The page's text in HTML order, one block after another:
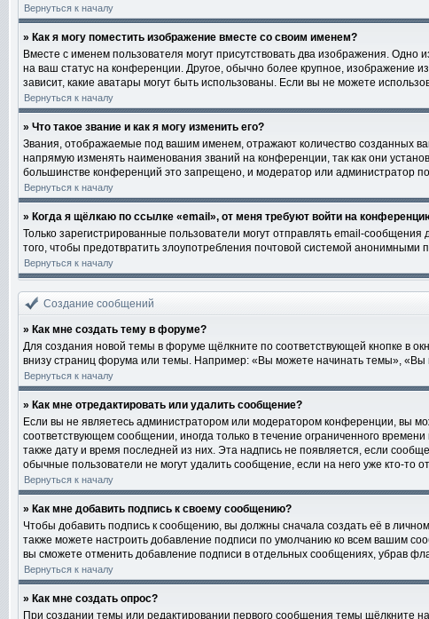
Вернуться к началу
» Как я могу поместить изображение вместе со своим именем?
Вместе с именем пользователя могут присутствовать два изображения.
на ваш статус на конференции. Другое, обычно более крупное, изображение
зависит, какие аватары могут быть использованы. Если вы не можете
Вернуться к началу
» Что такое звание и как я могу изменить его?
Звания, отображаемые под вашим именем, отражают количество созданных
напрямую изменять наименования званий на конференции, так как они
большинстве конференций это запрещено, и модератор или администратор
Вернуться к началу
» Когда я щёлкаю по ссылке «email», от меня требуют войти на
Только зарегистрированные пользователи могут отправлять email-
того, чтобы предотвратить злоупотребления почтовой системой анонимными
Вернуться к началу
Создание сообщений
» Как мне создать тему в форуме?
Для создания новой темы в форуме щёлкните по соответствующей кнопке в
внизу страниц форума или темы. Например: «Вы можете начинать темы», «Вы
Вернуться к началу
» Как мне отредактировать или удалить сообщение?
Если вы не являетесь администратором или модератором конференции, вы
соответствующем сообщении, иногда только в течение ограниченного
также дату и время последней из них. Эта надпись не появляется, если
обычные пользователи не могут удалить сообщение, если на него уже кто-то
Вернуться к началу
» Как мне добавить подпись к своему сообщению?
Чтобы добавить подпись к сообщению, вы должны сначала создать её в
также можете настроить добавление подписи по умолчанию ко всем вашим
вы сможете отменить добавление подписи в отдельных сообщениях, убрав
Вернуться к началу
» Как мне создать опрос?
При создании темы или редактировании первого сообщения темы щёлкните